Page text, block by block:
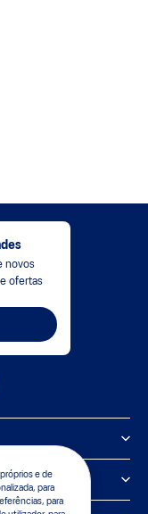
e de
para
para
novos
ofertas